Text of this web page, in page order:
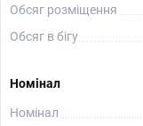
Обсяг розміщення
Обсяг в бігу
Номінал
Номінал